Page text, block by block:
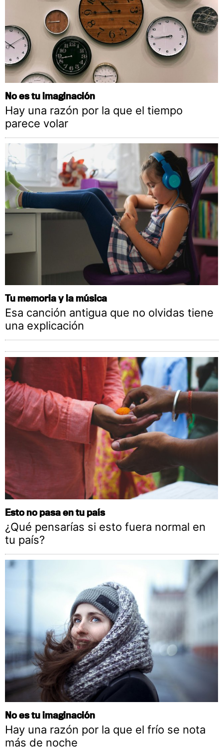
No es tu imaginación
Hay una razón por la que el tiempo
parece volar
Tu memoria y la música
Esa canción antigua que no olvidas tiene
una explicación
Esto no pasa en tu país
¿Qué pensarías si esto fuera normal en
tu país?
No es tu imaginación
Hay una razón por la que el frío se nota
más de noche